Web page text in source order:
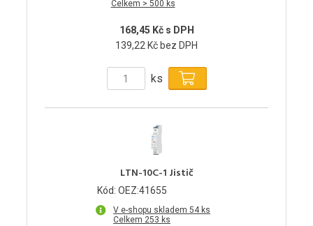
Celkem > 500 ks
168,45 Kč s DPH
139,22 Kč bez DPH
ks
LTN-10C-1 Jistič
Kód: OEZ:41655
V e-shopu skladem 54 ks
Celkem 253 ks